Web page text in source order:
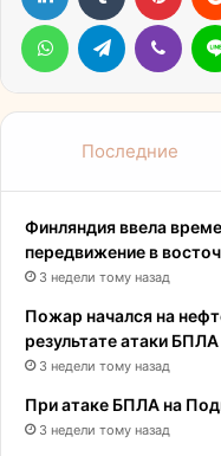
WhatsAppTelegram Viber
Последние
Финляндия ввела
передвижение в
3 недели тому назад
Пожар начался на
результате атаки
3 недели тому назад
При атаке БПЛА на
3 недели тому назад